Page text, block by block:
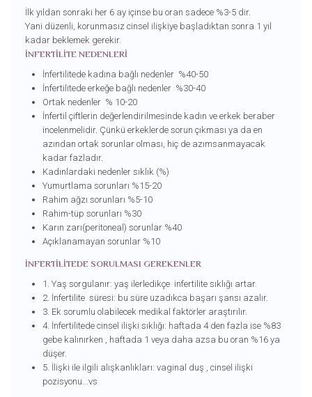
İlk yıldan sonraki her 6 ay içinse bu oran sadece %3-5 dir.
Yani düzenli, korunmasız cinsel ilişkiye başladıktan sonra 1 yıl
kadar beklemek gerekir.
İNFERTİLİTE NEDENLERİ
İnfertilitede kadına bağlı nedenler %40-50
İnfertilitede erkeğe bağlı nedenler %30-40
Ortak nedenler % 10-20
İnfertil çiftlerin değerlendirilmesinde kadın ve erkek beraber
incelenmelidir. Çünkü erkeklerde sorun çıkması ya da en
azından ortak sorunlar olması, hiç de azımsanmayacak
kadar fazladır.
Kadınlardaki nedenler sıklık (%)
Yumurtlama sorunları %15-20
Rahim ağzı sorunları %5-10
Rahim-tüp sorunları %30
Karın zarı(peritoneal) sorunlar %40
Açıklanamayan sorunlar %10
İNFERTİLİTEDE SORULMASI GEREKENLER
1. Yaş sorgulanır: yaş ilerledikçe infertilite sıklığı artar.
2. İnfertilite süresi: bu süre uzadıkca başarı şansı azalır.
3. Ek sorumlu olabilecek medikal faktörler araştırılır.
4. İnfertilitede cinsel ilişki sıklığı: haftada 4 den fazla ise %83
gebe kalınırken , haftada 1 veya daha azsa bu oran %16 ya
düşer.
5. İlişki ile ilgili alışkanlıkları: vaginal duş , cinsel ilişki
pozisyonu...vs